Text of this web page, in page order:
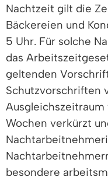
Nachtzeit gilt die
Bäckereien und
5 Uhr. Für solche
das
geltenden
Schutzvorschriften
Wochen verkürzt
besondere